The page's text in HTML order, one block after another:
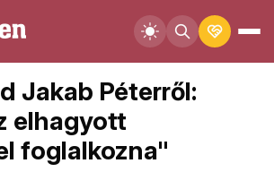
Jakab Péterről:
elhagyott
foglalkozna"